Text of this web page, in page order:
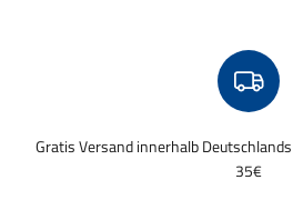
Gratis Versand innerhalb
35€